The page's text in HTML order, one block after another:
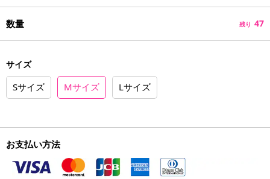
数量 残り 47
サイズ
Sサイズ Mサイズ Lサイズ
お支払い方法